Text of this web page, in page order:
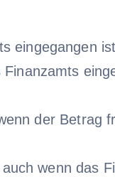
eingegangen
der Betrag
wenn das